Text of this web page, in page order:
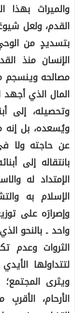
والميراث
القدم، ولعل
بتسديدٍ من الوحي
الإنسان منذ
مصالحه وينسجم
المال الذي
وتحصيله، إلى
ويُسعده، بل
عن حاجته ولا
بانتقاله إلى
الإمتداد له
الإسلام به
وإصرارَه على
واحد ـ بالنحو
الثروات
لتتداولها الأيدي
ويثرى
الأرحام،